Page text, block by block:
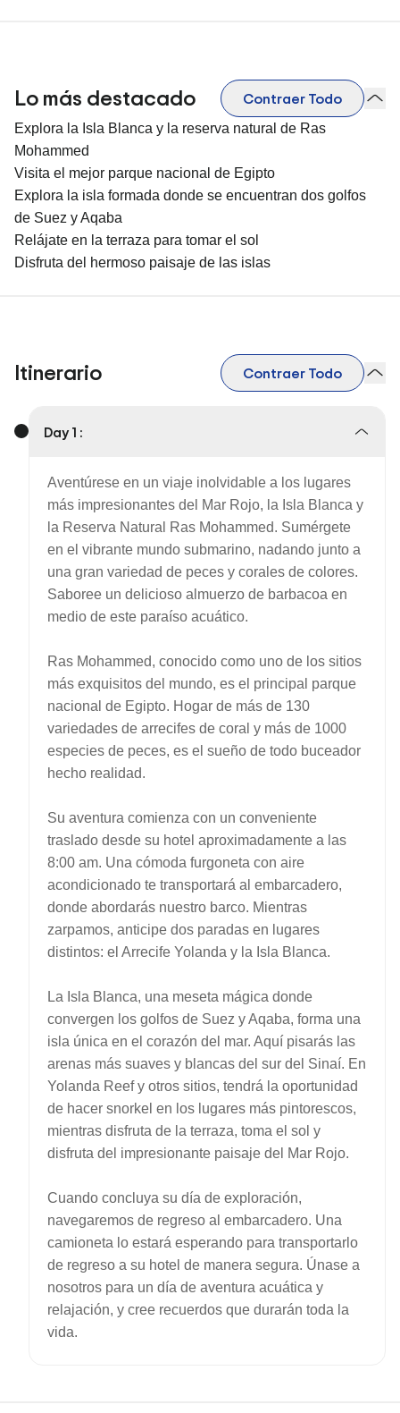
Lo más destacado Contraer Todo
Explora la Isla Blanca y la reserva natural de Ras
Mohammed
Visita el mejor parque nacional de Egipto
Explora la isla formada donde se encuentran dos golfos
de Suez y Aqaba
Relájate en la terraza para tomar el sol
Disfruta del hermoso paisaje de las islas
Itinerario Contraer Todo
Day 1 :
Aventúrese en un viaje inolvidable a los lugares
más impresionantes del Mar Rojo, la Isla Blanca y
la Reserva Natural Ras Mohammed. Sumérgete
en el vibrante mundo submarino, nadando junto a
una gran variedad de peces y corales de colores.
Saboree un delicioso almuerzo de barbacoa en
medio de este paraíso acuático.
Ras Mohammed, conocido como uno de los sitios
más exquisitos del mundo, es el principal parque
nacional de Egipto. Hogar de más de 130
variedades de arrecifes de coral y más de 1000
especies de peces, es el sueño de todo buceador
hecho realidad.
Su aventura comienza con un conveniente
traslado desde su hotel aproximadamente a las
8:00 am. Una cómoda furgoneta con aire
acondicionado te transportará al embarcadero,
donde abordarás nuestro barco. Mientras
zarpamos, anticipe dos paradas en lugares
distintos: el Arrecife Yolanda y la Isla Blanca.
La Isla Blanca, una meseta mágica donde
convergen los golfos de Suez y Aqaba, forma una
isla única en el corazón del mar. Aquí pisarás las
arenas más suaves y blancas del sur del Sinaí. En
Yolanda Reef y otros sitios, tendrá la oportunidad
de hacer snorkel en los lugares más pintorescos,
mientras disfruta de la terraza, toma el sol y
disfruta del impresionante paisaje del Mar Rojo.
Cuando concluya su día de exploración,
navegaremos de regreso al embarcadero. Una
camioneta lo estará esperando para transportarlo
de regreso a su hotel de manera segura. Únase a
nosotros para un día de aventura acuática y
relajación, y cree recuerdos que durarán toda la
vida.